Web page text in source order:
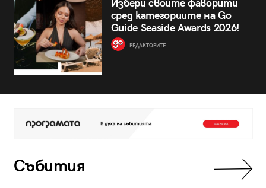
Избери своите фаворити
сред категориите на Go
Guide Seaside Awards 2026!
РЕДАКТОРИТЕ
Събития